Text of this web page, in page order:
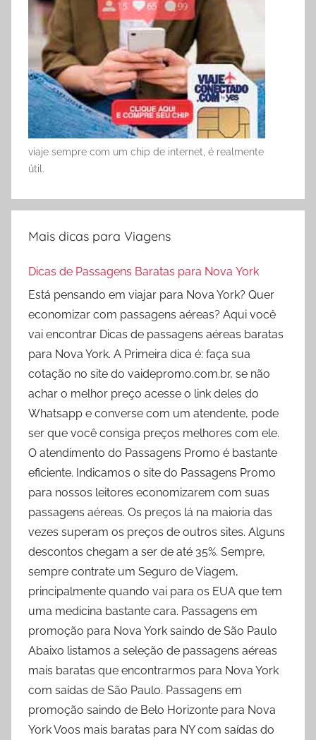
viaje sempre com um chip de internet, é realmente
útil.
Mais dicas para Viagens
Dicas de Passagens Baratas para Nova York
Está pensando em viajar para Nova York? Quer
economizar com passagens aéreas? Aqui você
vai encontrar Dicas de passagens aéreas baratas
para Nova York. A Primeira dica é: faça sua
cotação no site do vaidepromo.com.br, se não
achar o melhor preço acesse o link deles do
Whatsapp e converse com um atendente, pode
ser que você consiga preços melhores com ele.
O atendimento do Passagens Promo é bastante
eficiente. Indicamos o site do Passagens Promo
para nossos leitores economizarem com suas
passagens aéreas. Os preços lá na maioria das
vezes superam os preços de outros sites. Alguns
descontos chegam a ser de até 35%. Sempre,
sempre contrate um Seguro de Viagem,
principalmente quando vai para os EUA que tem
uma medicina bastante cara. Passagens em
promoção para Nova York saindo de São Paulo
Abaixo listamos a seleção de passagens aéreas
mais baratas que encontrarmos para Nova York
com saídas de São Paulo. Passagens em
promoção saindo de Belo Horizonte para Nova
York Voos mais baratas para NY com saídas do